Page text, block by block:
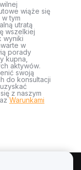
wiąże się
tym
utratą
wszelkiej
wyniki
w
porady
kupna,
aktywów.
swoją
do konsultacji
z naszym
Warunkami